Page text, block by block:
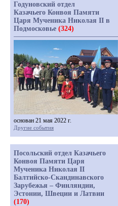
Годуновский отдел
Казачьего Конвоя Памяти
Царя Мученика Николая II в
Подмосковье (324)
основан 21 мая 2022 г.
Другие события
Посольский отдел Казачьего
Конвоя Памяти Царя
Мученика Николая II
Балтийско-Скандинавского
Зарубежья – Финляндии,
Эстонии, Швеции и Латвии
(170)